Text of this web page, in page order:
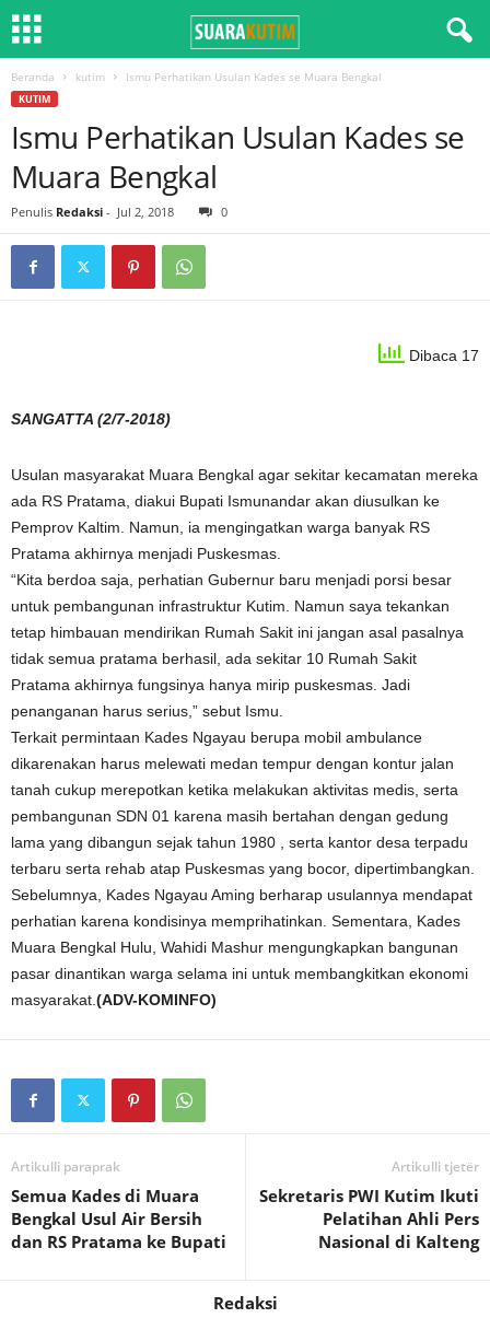
Beranda kutim Ismu Perhatikan Usulan Kades se Muara Bengkal
KUTIM
Ismu Perhatikan Usulan Kades se
Muara Bengkal
Penulis Redaksi - Jul 2, 2018 0
Dibaca 17
SANGATTA (2/7-2018)
Usulan masyarakat Muara Bengkal agar sekitar kecamatan mereka
ada RS Pratama, diakui Bupati Ismunandar akan diusulkan ke
Pemprov Kaltim. Namun, ia mengingatkan warga banyak RS
Pratama akhirnya menjadi Puskesmas.
“Kita berdoa saja, perhatian Gubernur baru menjadi porsi besar
untuk pembangunan infrastruktur Kutim. Namun saya tekankan
tetap himbauan mendirikan Rumah Sakit ini jangan asal pasalnya
tidak semua pratama berhasil, ada sekitar 10 Rumah Sakit
Pratama akhirnya fungsinya hanya mirip puskesmas. Jadi
penanganan harus serius,” sebut Ismu.
Terkait permintaan Kades Ngayau berupa mobil ambulance
dikarenakan harus melewati medan tempur dengan kontur jalan
tanah cukup merepotkan ketika melakukan aktivitas medis, serta
pembangunan SDN 01 karena masih bertahan dengan gedung
lama yang dibangun sejak tahun 1980 , serta kantor desa terpadu
terbaru serta rehab atap Puskesmas yang bocor, dipertimbangkan.
Sebelumnya, Kades Ngayau Aming berharap usulannya mendapat
perhatian karena kondisinya memprihatinkan. Sementara, Kades
Muara Bengkal Hulu, Wahidi Mashur mengungkapkan bangunan
pasar dinantikan warga selama ini untuk membangkitkan ekonomi
masyarakat. (ADV-KOMINFO)
Artikulli paraprak
Semua Kades di Muara
Bengkal Usul Air Bersih
dan RS Pratama ke Bupati
Artikulli tjetër
Sekretaris PWI Kutim Ikuti
Pelatihan Ahli Pers
Nasional di Kalteng
Redaksi